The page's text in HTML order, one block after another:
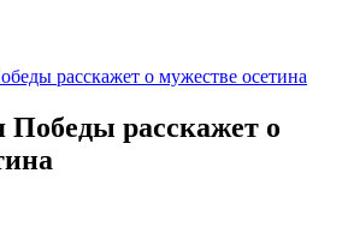
расскажет о мужестве осетина
расскажет о